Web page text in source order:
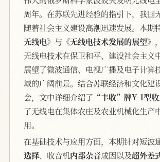
周年。在苏联先进经验的指引下，我国
随着社会主义建设高潮迅速发展。本期
无线电》 与 《无线电技术发展的展望》
无线电技术在保卫和平、建设社会主义
展望了微波通信、电视广播及电子计算
域的广阔前景。结合苏联经济和文化建
会，文中详细介绍了 “丰收”牌Y-1型
了无线电在集体农庄及农业机械化生产
用。
在基础技术与应用方面，本期针对短波
选择、收音机内部杂音成因以及超外差